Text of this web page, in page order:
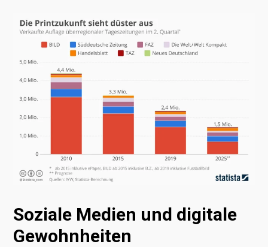
Soziale Medien und digitale
Gewohnheiten